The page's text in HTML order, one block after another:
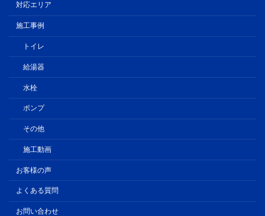
対応エリア
施工事例
トイレ
給湯器
水栓
ポンプ
その他
施工動画
お客様の声
よくある質問
お問い合わせ